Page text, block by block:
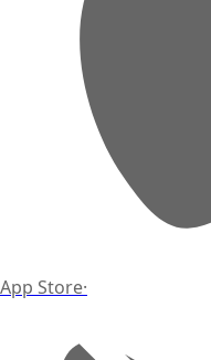
App Store·